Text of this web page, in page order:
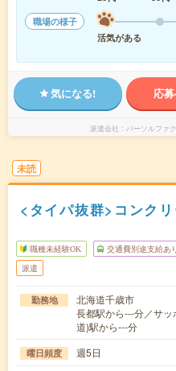
職場の様子
活気がある
気になる! 応
派遣会社 パーソルファ
未読
<タイパ抜群>コンクリ
職種未経験OK 交通費別途支給あ
派遣
勤務地
北海道千歳市
長都駅から---分／サ
道)駅から---分
曜日頻度 週5日